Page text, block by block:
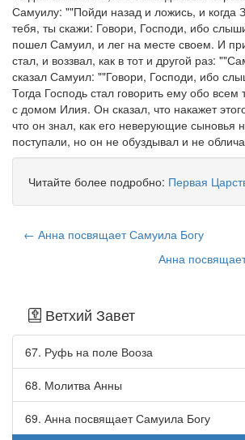
Самуилу: ""Пойди назад и ложись, и когда
тебя, ты скажи: Говори, Господи, ибо
пошел Самуил, и лег на месте своем. И
стал, и воззвал, как в тот и другой раз:
сказал Самуил: ""Говори, Господи, ибо
Тогда Господь стал говорить ему обо
с домом Илия. Он сказал, что накажет
что он знал, как его неверующие сыновья
поступали, но он не обуздывал и не
Читайте более подробно: Первая
← Анна посвящает Самуила Богу
Анна
Ветхий Завет
67. Руфь на поле Вооза
68. Молитва Анны
69. Анна посвящает Самуила Богу